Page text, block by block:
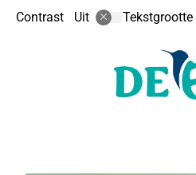
Contrast Uit Tekstgrootte